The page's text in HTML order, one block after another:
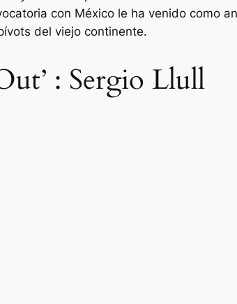
con México le ha venido como
del viejo continente.
: Sergio Llull